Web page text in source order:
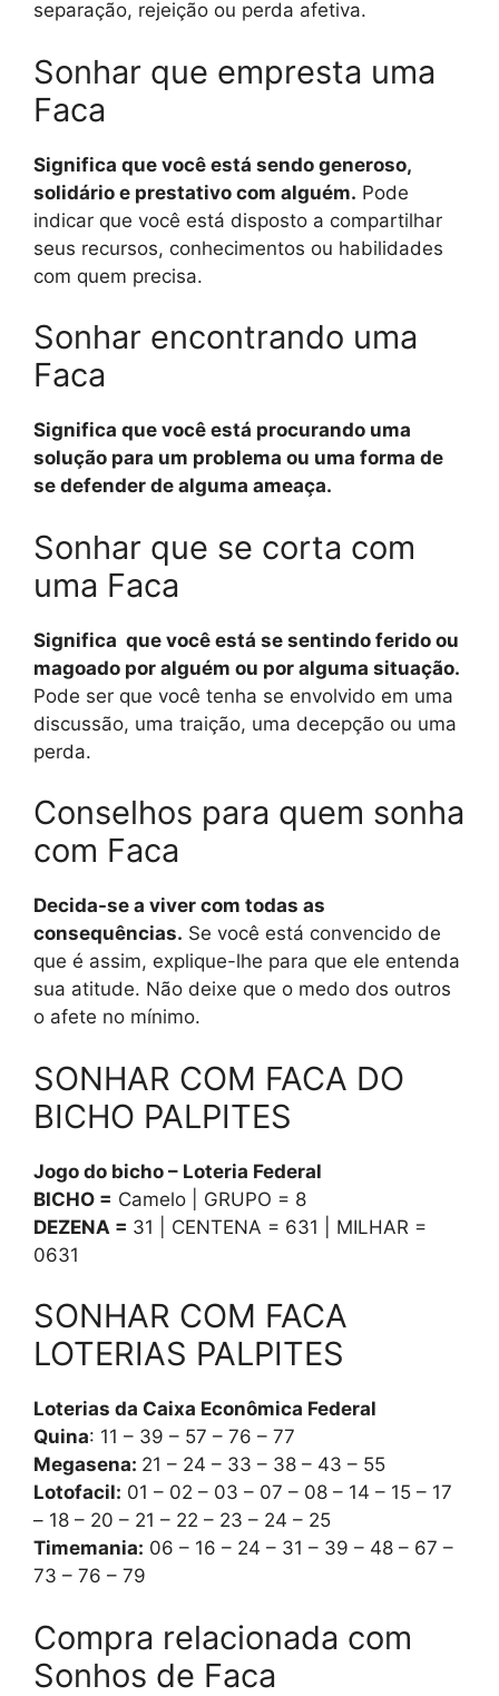
separação, rejeição ou perda afetiva.
Sonhar que empresta uma
Faca
Significa que você está sendo generoso,
solidário e prestativo com alguém. Pode
indicar que você está disposto a compartilhar
seus recursos, conhecimentos ou habilidades
com quem precisa.
Sonhar encontrando uma
Faca
Significa que você está procurando uma
solução para um problema ou uma forma de
se defender de alguma ameaça.
Sonhar que se corta com
uma Faca
Significa que você está se sentindo ferido ou
magoado por alguém ou por alguma situação.
Pode ser que você tenha se envolvido em uma
discussão, uma traição, uma decepção ou uma
perda.
Conselhos para quem sonha
com Faca
Decida-se a viver com todas as
consequências. Se você está convencido de
que é assim, explique-lhe para que ele entenda
sua atitude. Não deixe que o medo dos outros
o afete no mínimo.
SONHAR COM FACA DO
BICHO PALPITES
Jogo do bicho – Loteria Federal
BICHO = Camelo | GRUPO = 8
DEZENA = 31 | CENTENA = 631 | MILHAR =
0631
SONHAR COM FACA
LOTERIAS PALPITES
Loterias da Caixa Econômica Federal
Quina: 11 – 39 – 57 – 76 – 77
Megasena: 21 – 24 – 33 – 38 – 43 – 55
Lotofacil: 01 – 02 – 03 – 07 – 08 – 14 – 15 – 17
– 18 – 20 – 21 – 22 – 23 – 24 – 25
Timemania: 06 – 16 – 24 – 31 – 39 – 48 – 67 –
73 – 76 – 79
Compra relacionada com
Sonhos de Faca